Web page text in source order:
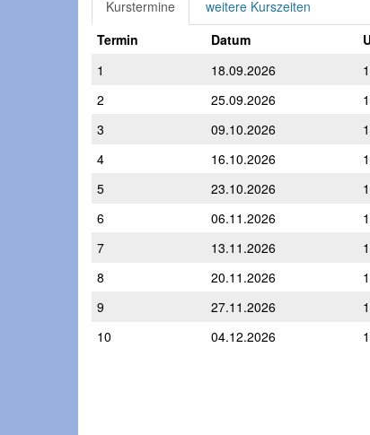
Kurstermine
weitere Kurszeiten
Termin
Datum
1
18.09.2026
2
25.09.2026
3
09.10.2026
4
16.10.2026
5
23.10.2026
6
06.11.2026
7
13.11.2026
8
20.11.2026
9
27.11.2026
10
04.12.2026